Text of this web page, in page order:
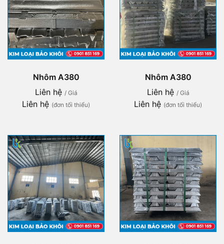
Nhôm A380
Liên hệ / Giá
Liên hệ (đơn tối thiểu)
Nhôm A380
Liên hệ / Giá
Liên hệ (đơn tối thiểu)